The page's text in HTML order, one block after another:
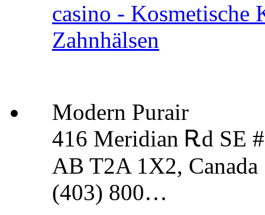
casino - Kosmetische
Zahnhälsen
Modern Purair
416 Meridian Ꭱd SE
AB T2A 1X2, Canada
(403) 800…